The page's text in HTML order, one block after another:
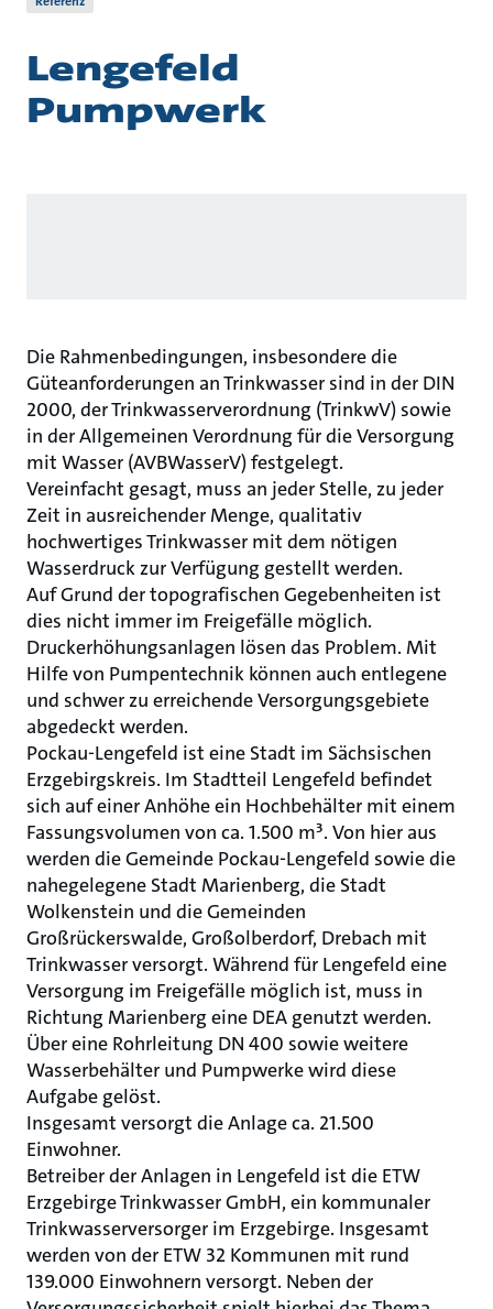
Lengefeld
Pumpwerk
Die Rahmenbedingungen, insbesondere die
Güteanforderungen an Trinkwasser sind in der DIN
2000, der Trinkwasserverordnung (TrinkwV) sowie
in der Allgemeinen Verordnung für die Versorgung
mit Wasser (AVBWasserV) festgelegt.
Vereinfacht gesagt, muss an jeder Stelle, zu jeder
Zeit in ausreichender Menge, qualitativ
hochwertiges Trinkwasser mit dem nötigen
Wasserdruck zur Verfügung gestellt werden.
Auf Grund der topografischen Gegebenheiten ist
dies nicht immer im Freigefälle möglich.
Druckerhöhungsanlagen lösen das Problem. Mit
Hilfe von Pumpentechnik können auch entlegene
und schwer zu erreichende Versorgungsgebiete
abgedeckt werden.
Pockau-Lengefeld ist eine Stadt im Sächsischen
Erzgebirgskreis. Im Stadtteil Lengefeld befindet
sich auf einer Anhöhe ein Hochbehälter mit einem
Fassungsvolumen von ca. 1.500 m³. Von hier aus
werden die Gemeinde Pockau-Lengefeld sowie die
nahegelegene Stadt Marienberg, die Stadt
Wolkenstein und die Gemeinden
Großrückerswalde, Großolberdorf, Drebach mit
Trinkwasser versorgt. Während für Lengefeld eine
Versorgung im Freigefälle möglich ist, muss in
Richtung Marienberg eine DEA genutzt werden.
Über eine Rohrleitung DN 400 sowie weitere
Wasserbehälter und Pumpwerke wird diese
Aufgabe gelöst.
Insgesamt versorgt die Anlage ca. 21.500
Einwohner.
Betreiber der Anlagen in Lengefeld ist die ETW
Erzgebirge Trinkwasser GmbH, ein kommunaler
Trinkwasserversorger im Erzgebirge. Insgesamt
werden von der ETW 32 Kommunen mit rund
139.000 Einwohnern versorgt. Neben der